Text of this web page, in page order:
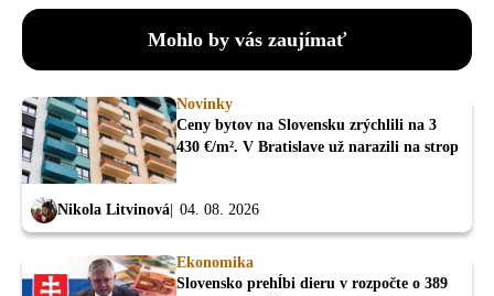
Mohlo by vás zaujímať
Novinky
Ceny bytov na Slovensku zrýchlili na 3
430 €/m². V Bratislave už narazili na strop
Nikola Litvinová 04. 08. 2026
Ekonomika
Slovensko prehĺbi dieru v rozpočte o 389